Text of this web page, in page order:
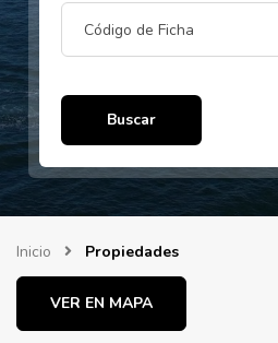
Buscar
Inicio Propiedades
VER EN MAPA